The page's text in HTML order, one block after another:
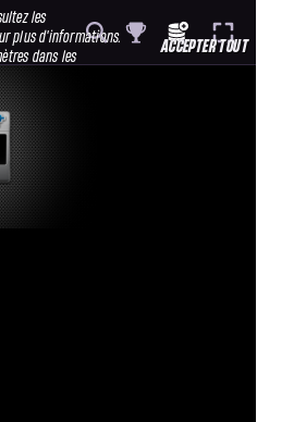
les
plus d'informations.
dans les
ACCEPTER TOUT